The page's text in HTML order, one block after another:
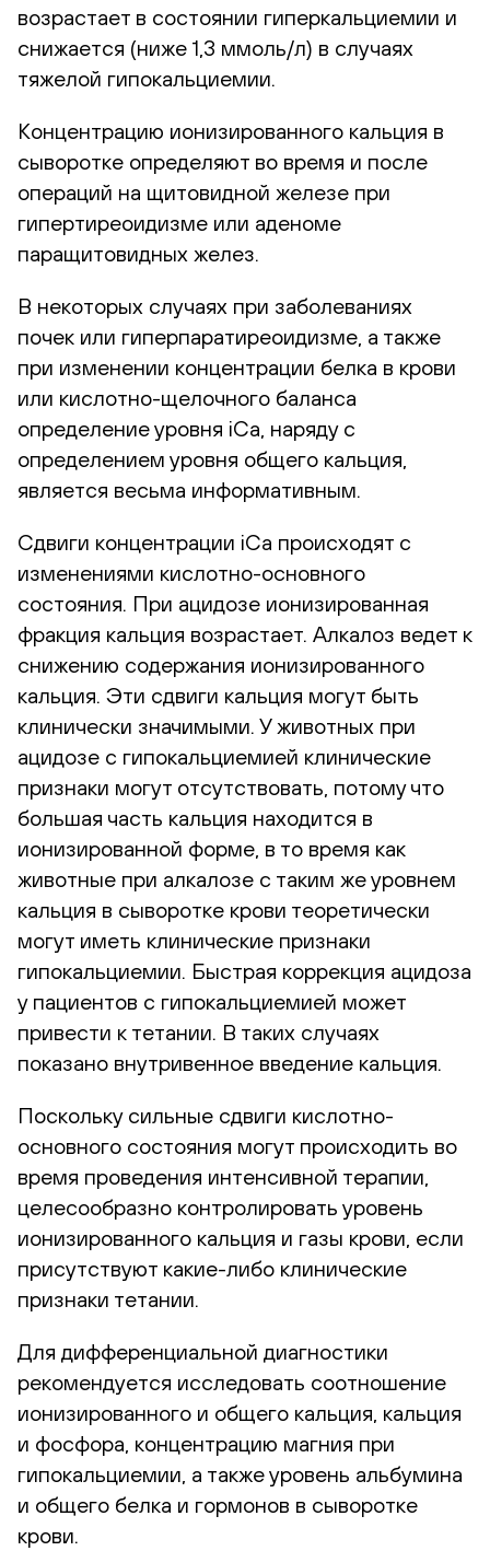
возрастает в состоянии гиперкальциемии и
снижается (ниже 1,3 ммоль/л) в случаях
тяжелой гипокальциемии.
Концентрацию ионизированного кальция в
сыворотке определяют во время и после
операций на щитовидной железе при
гипертиреоидизме или аденоме
паращитовидных желез.
В некоторых случаях при заболеваниях
почек или гиперпаратиреоидизме, а также
при изменении концентрации белка в крови
или кислотно-щелочного баланса
определение уровня iCa, наряду с
определением уровня общего кальция,
является весьма информативным.
Сдвиги концентрации iCa происходят с
изменениями кислотно-основного
состояния. При ацидозе ионизированная
фракция кальция возрастает. Алкалоз ведет к
снижению содержания ионизированного
кальция. Эти сдвиги кальция могут быть
клинически значимыми. У животных при
ацидозе с гипокальциемией клинические
признаки могут отсутствовать, потому что
большая часть кальция находится в
ионизированной форме, в то время как
животные при алкалозе с таким же уровнем
кальция в сыворотке крови теоретически
могут иметь клинические признаки
гипокальциемии. Быстрая коррекция ацидоза
у пациентов с гипокальциемией может
привести к тетании. В таких случаях
показано внутривенное введение кальция.
Поскольку сильные сдвиги кислотно-
основного состояния могут происходить во
время проведения интенсивной терапии,
целесообразно контролировать уровень
ионизированного кальция и газы крови, если
присутствуют какие-либо клинические
признаки тетании.
Для дифференциальной диагностики
рекомендуется исследовать соотношение
ионизированного и общего кальция, кальция
и фосфора, концентрацию магния при
гипокальциемии, а также уровень альбумина
и общего белка и гормонов в сыворотке
крови.